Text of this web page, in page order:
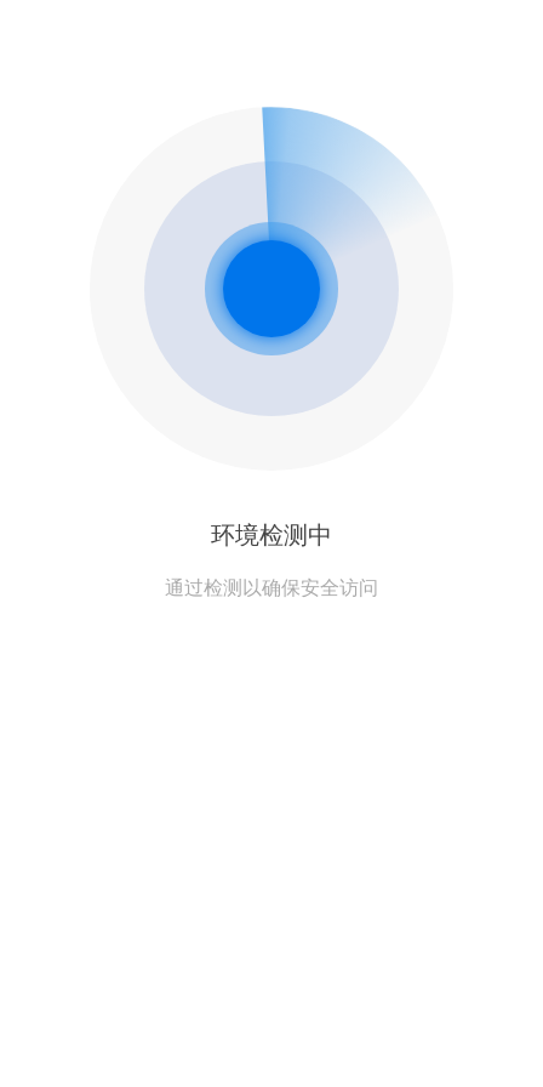
环境检测中
通过检测以确保安全访问